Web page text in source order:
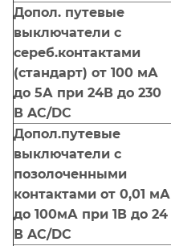
Допол. путевые
выключатели с
сереб.контактами
(стандарт) от 100 мА
до 5А при 24В до 230
В AC/DC
Допол.путевые
выключатели с
позолоченными
контактами от 0,01 мА
до 100мА при 1В до 24
В AC/DC